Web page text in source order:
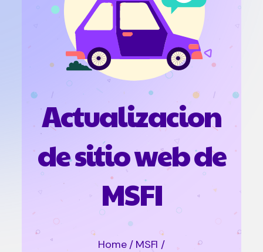
Actualizacion
de sitio web de
MSFI
Home / MSFI /